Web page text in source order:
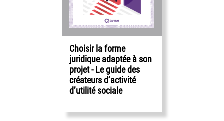
Choisir la forme
juridique adaptée à son
projet - Le guide des
créateurs d’activité
d’utilité sociale